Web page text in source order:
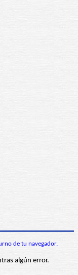
de tu navegador.
algún error.